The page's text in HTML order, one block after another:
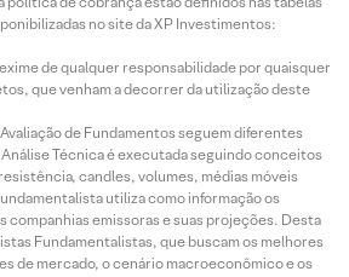
no site da XP Investimentos:
de qualquer responsabilidade por quaisquer
que venham a decorrer da utilização deste
Avaliação de Fundamentos seguem diferentes
Técnica é executada seguindo conceitos
candles, volumes, médias móveis
utiliza como informação os
companhias emissoras e suas projeções. Desta
Fundamentalistas, que buscam os melhores
de mercado, o cenário macroeconômico e os